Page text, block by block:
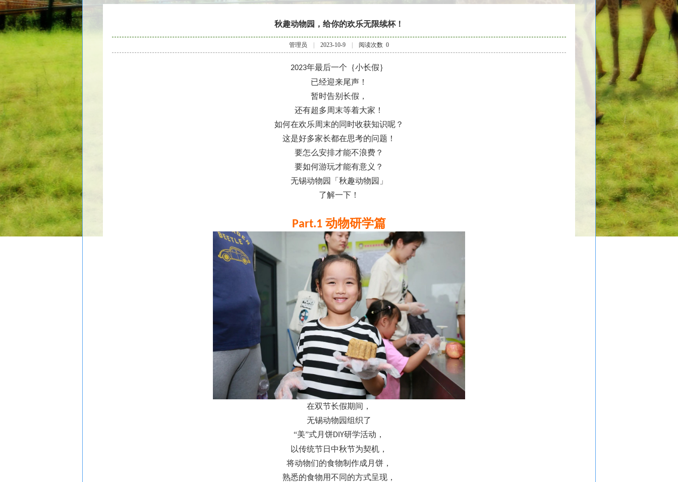
秋趣动物园，给你的欢乐无限续杯！
管理员 2023-10-9 阅读次数 0
2023年最后一个｛小长假｝
已经迎来尾声！
暂时告别长假，
还有超多周末等着大家！
如何在欢乐周末的同时收获知识呢？
这是好多家长都在思考的问题！
要怎么安排才能不浪费？
要如何游玩才能有意义？
无锡动物园「秋趣动物园」
了解一下！
Part.1 动物研学篇
在双节长假期间，
无锡动物园组织了
“美”式月饼DIY研学活动，
以传统节日中秋节为契机，
将动物们的食物制作成月饼，
熟悉的食物用不同的方式呈现，